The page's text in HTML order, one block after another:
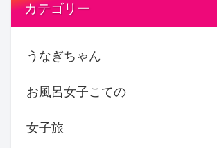
カテゴリー
うなぎちゃん
お風呂女子こての
女子旅